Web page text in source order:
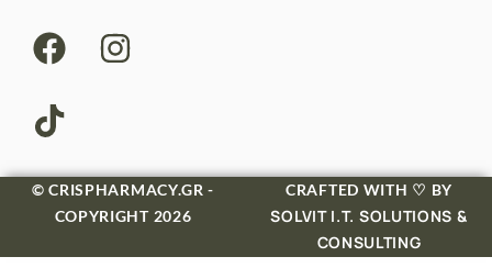
© CRISPHARMACY.GR -
COPYRIGHT 2026
CRAFTED WITH ♡ BY
SOLVIT I.T. SOLUTIONS &
CONSULTING